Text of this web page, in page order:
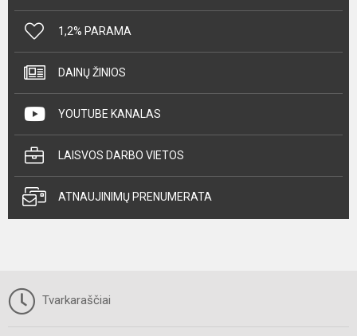
1,2% PARAMA
DAINŲ ŽINIOS
YOUTUBE KANALAS
LAISVOS DARBO VIETOS
ATNAUJINIMŲ PRENUMERATA
Tvarkaraščiai